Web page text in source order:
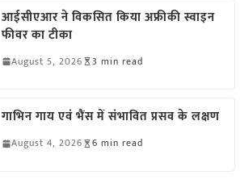
आईसीएआर ने विकसित किया अफ्रीकी स्वाइन
फीवर का टीका
August 5, 2026 3 min read
गाभिन गाय एवं भैंस में संभावित प्रसव के लक्षण
August 4, 2026 6 min read